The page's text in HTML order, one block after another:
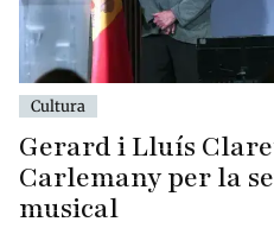
Cultura
Gerard i Lluís
Carlemany per la
musical